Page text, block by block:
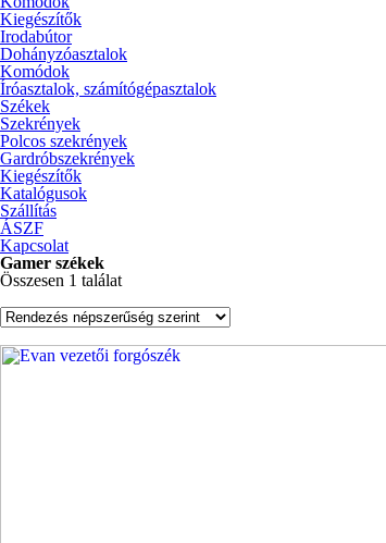
Kiegészítők
Irodabútor
Dohányzóasztalok
Komódok
Íróasztalok, számítógépasztalok
Székek
Szekrények
Polcos szekrények
Gardróbszekrények
Kiegészítők
Katalógusok
Szállítás
ÁSZF
Kapcsolat
Gamer székek
Összesen 1 találat